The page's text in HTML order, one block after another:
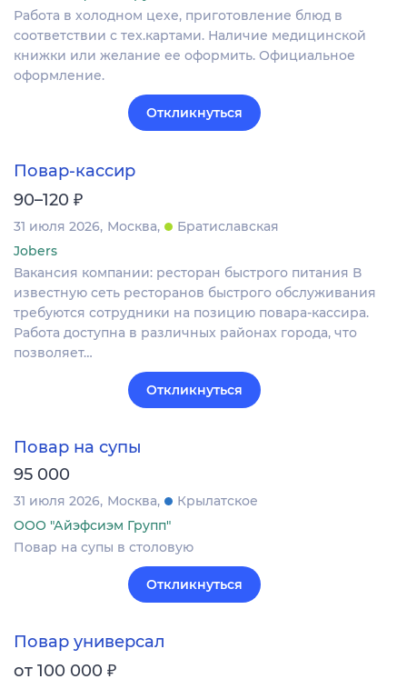
Работа в холодном цехе, приготовление блюд в
соответствии с тех.картами. Наличие медицинской
книжки или желание ее оформить. Официальное
оформление.
Откликнуться
Повар-кассир
90–120 ₽
31 июля 2026 Москва
Братиславская
Jobers
Вакансия компании: ресторан быстрого питания В
известную сеть ресторанов быстрого обслуживания
требуются сотрудники на позицию повара-кассира.
Работа доступна в различных районах города, что
позволяет…
Откликнуться
Повар на супы
95 000
31 июля 2026 Москва
Крылатское
ООО "Айэфсиэм Групп"
Повар на супы в столовую
Откликнуться
Повар универсал
от 100 000 ₽